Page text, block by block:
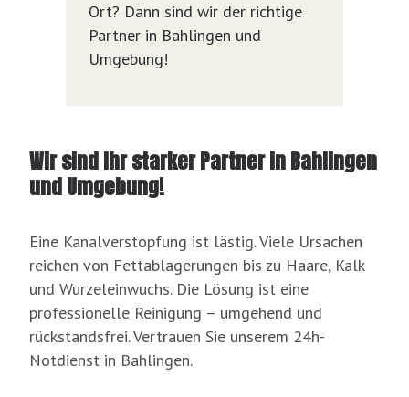
Ort? Dann sind wir der richtige
Partner in Bahlingen und
Umgebung!
Wir sind Ihr starker Partner in Bahlingen
und Umgebung!
Eine Kanalverstopfung ist lästig. Viele Ursachen
reichen von Fettablagerungen bis zu Haare, Kalk
und Wurzeleinwuchs. Die Lösung ist eine
professionelle Reinigung – umgehend und
rückstandsfrei. Vertrauen Sie unserem 24h-
Notdienst in Bahlingen.